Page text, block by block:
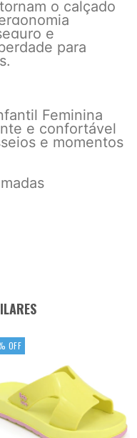
o calçado
e
para
Feminina
e confortável
e momentos
OFF